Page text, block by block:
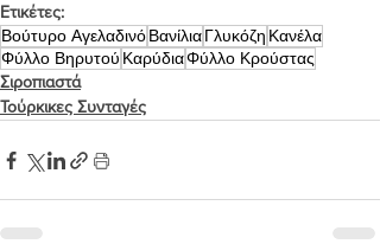
Ετικέτες:
Βούτυρο ΑγελαδινόΒανίλιαΓλυκόζη Κανέλα
Φύλλο Βηρυτού ΚαρύδιαΦύλλο Κρούστας
Σιροπιαστά
Τούρκικες Συνταγές